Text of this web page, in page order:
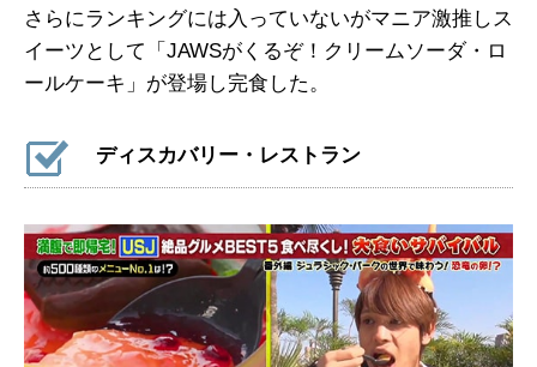
さらにランキングには入っていないがマニア激推しス
イーツとして「JAWSがくるぞ！クリームソーダ・ロ
ールケーキ」が登場し完食した。
ディスカバリー・レストラン